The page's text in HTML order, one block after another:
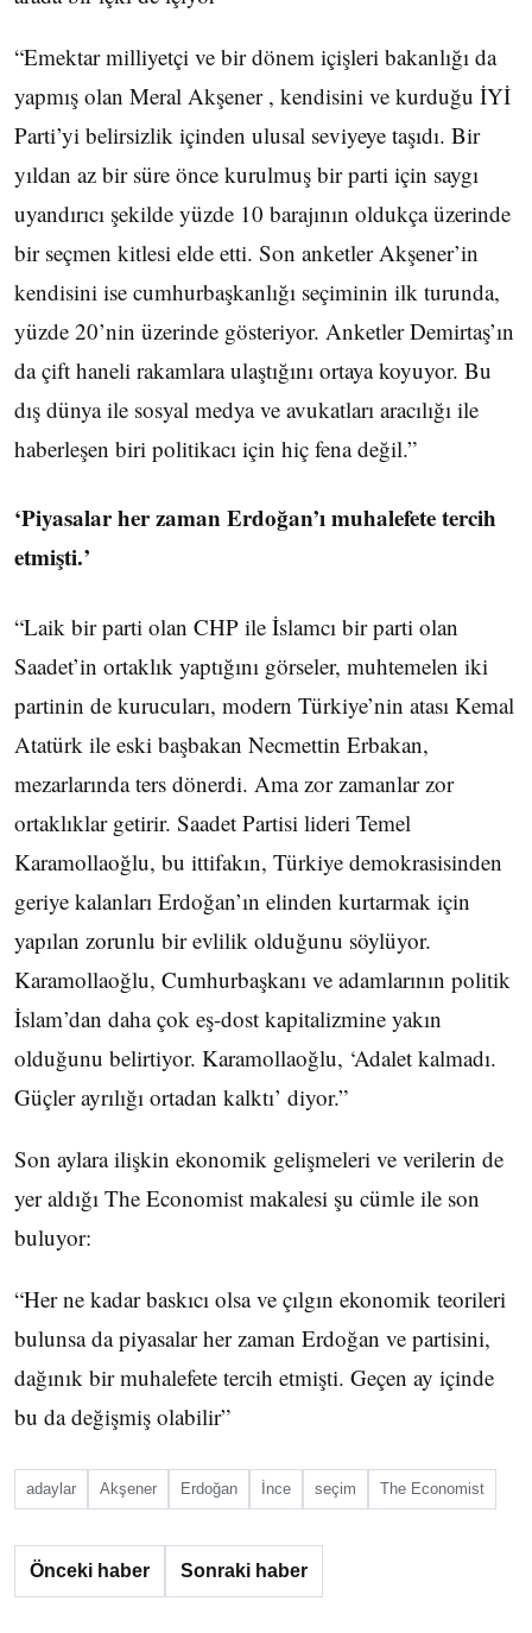
“Emektar milliyetçi ve bir dönem içişleri bakanlığı da
yapmış olan Meral Akşener , kendisini ve kurduğu İYİ
Parti’yi belirsizlik içinden ulusal seviyeye taşıdı. Bir
yıldan az bir süre önce kurulmuş bir parti için saygı
uyandırıcı şekilde yüzde 10 barajının oldukça üzerinde
bir seçmen kitlesi elde etti. Son anketler Akşener’in
kendisini ise cumhurbaşkanlığı seçiminin ilk turunda,
yüzde 20’nin üzerinde gösteriyor. Anketler Demirtaş’ın
da çift haneli rakamlara ulaştığını ortaya koyuyor. Bu
dış dünya ile sosyal medya ve avukatları aracılığı ile
haberleşen biri politikacı için hiç fena değil.”
‘Piyasalar her zaman Erdoğan’ı muhalefete tercih
etmişti.’
“Laik bir parti olan CHP ile İslamcı bir parti olan
Saadet’in ortaklık yaptığını görseler, muhtemelen iki
partinin de kurucuları, modern Türkiye’nin atası Kemal
Atatürk ile eski başbakan Necmettin Erbakan,
mezarlarında ters dönerdi. Ama zor zamanlar zor
ortaklıklar getirir. Saadet Partisi lideri Temel
Karamollaoğlu, bu ittifakın, Türkiye demokrasisinden
geriye kalanları Erdoğan’ın elinden kurtarmak için
yapılan zorunlu bir evlilik olduğunu söylüyor.
Karamollaoğlu, Cumhurbaşkanı ve adamlarının politik
İslam’dan daha çok eş-dost kapitalizmine yakın
olduğunu belirtiyor. Karamollaoğlu, ‘Adalet kalmadı.
Güçler ayrılığı ortadan kalktı’ diyor.”
Son aylara ilişkin ekonomik gelişmeleri ve verilerin de
yer aldığı The Economist makalesi şu cümle ile son
buluyor:
“Her ne kadar baskıcı olsa ve çılgın ekonomik teorileri
bulunsa da piyasalar her zaman Erdoğan ve partisini,
dağınık bir muhalefete tercih etmişti. Geçen ay içinde
bu da değişmiş olabilir”
adaylar Akşener Erdoğan İnce seçim The Economist
Önceki haber Sonraki haber